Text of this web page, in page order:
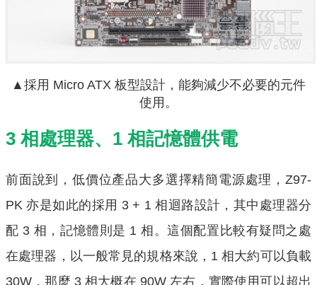
▲採用 Micro ATX 板型設計，能夠減少不必要的元件
使用。
3 相處理器、1 相記憶體供電
前面說到，低價位產品大多選擇精簡電源處理，Z97-
PK 亦是如此的採用 3 + 1 相迴路設計，其中處理器分
配 3 相，記憶體則是 1 相。這個配置比較有疑問之處
在處理器，以一般常見的規格來說，1 相大約可以負載
30W，那麼 3 相大概在 90W 左右，實際使用可以超出